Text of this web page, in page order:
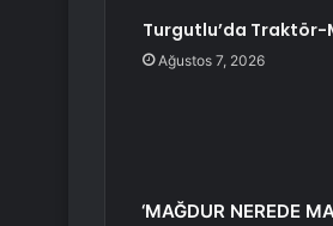
Turgutlu’da Traktör-
Ağustos 7, 2026
‘MAĞDUR NEREDE